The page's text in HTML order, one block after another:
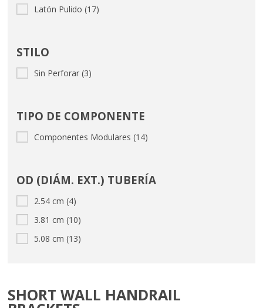
Latón Pulido (17)
STILO
Sin Perforar (3)
TIPO DE COMPONENTE
Componentes Modulares (14)
OD (DIÁM. EXT.) TUBERÍA
2.54 cm (4)
3.81 cm (10)
5.08 cm (13)
SHORT WALL HANDRAIL